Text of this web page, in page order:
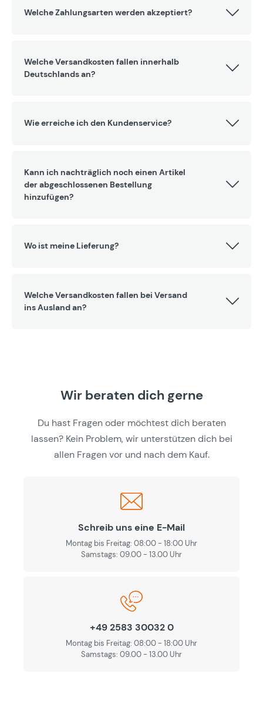
Welche Zahlungsarten werden akzeptiert?
Welche Versandkosten fallen innerhalb
Deutschlands an?
Wie erreiche ich den Kundenservice?
Kann ich nachträglich noch einen Artikel
der abgeschlossenen Bestellung
hinzufügen?
Wo ist meine Lieferung?
Welche Versandkosten fallen bei Versand
ins Ausland an?
Wir beraten dich gerne
Du hast Fragen oder möchtest dich beraten
lassen? Kein Problem, wir unterstützen dich bei
allen Fragen vor und nach dem Kauf.
Schreib uns eine E-Mail
Montag bis Freitag: 08:00 - 18:00 Uhr
Samstags: 09.00 - 13.00 Uhr
+49 2583 30032 0
Montag bis Freitag: 08:00 - 18:00 Uhr
Samstags: 09.00 - 13.00 Uhr